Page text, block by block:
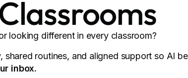
looking different in every classroom?
routines, and aligned support so AI
inbox.